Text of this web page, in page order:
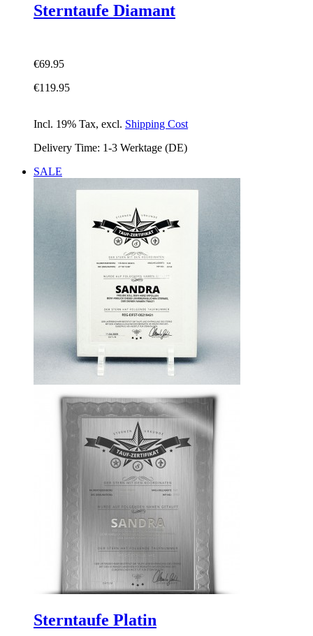
Sterntaufe Diamant
€69.95
€119.95
Incl. 19% Tax, excl. Shipping Cost
Delivery Time: 1-3 Werktage (DE)
SALE
Sterntaufe Platin